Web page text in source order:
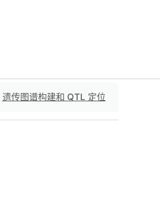
遗传图谱构建和 QTL 定位